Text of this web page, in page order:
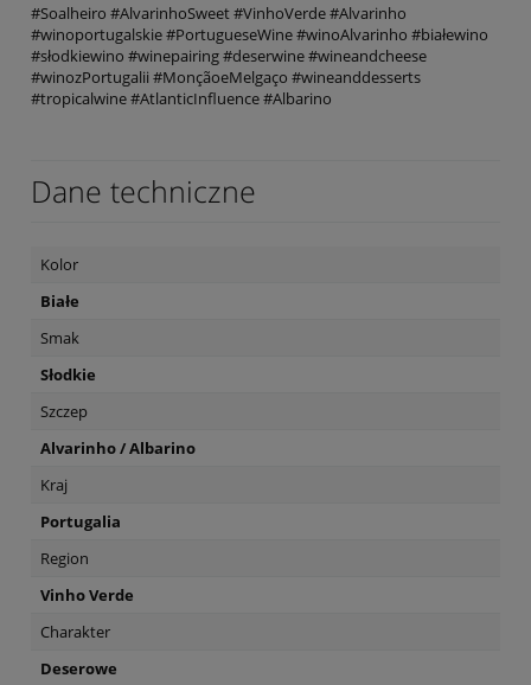
#Soalheiro #AlvarinhoSweet #VinhoVerde #Alvarinho
#winoportugalskie #PortugueseWine #winoAlvarinho #białewino
#słodkiewino #winepairing #deserwine #wineandcheese
#winozPortugalii #MonçãoeMelgaço #wineanddesserts
#tropicalwine #AtlanticInfluence #Albarino
Dane techniczne
Kolor
Białe
Smak
Słodkie
Szczep
Alvarinho / Albarino
Kraj
Portugalia
Region
Vinho Verde
Charakter
Deserowe